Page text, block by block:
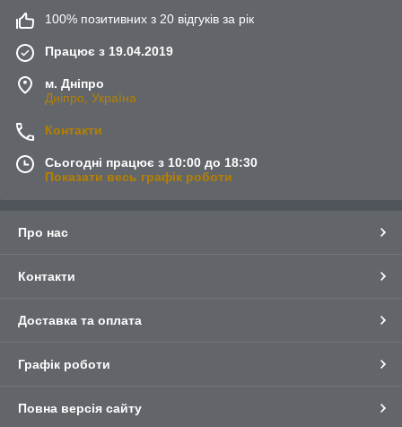
100% позитивних з 20 відгуків за рік
Працює з 19.04.2019
м. Дніпро
Дніпро, Україна
Контакти
Сьогодні працює з 10:00 до 18:30
Показати весь графік роботи
Про нас
Контакти
Доставка та оплата
Графік роботи
Повна версія сайту